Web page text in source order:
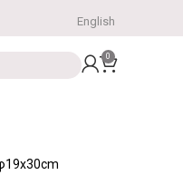
English
0